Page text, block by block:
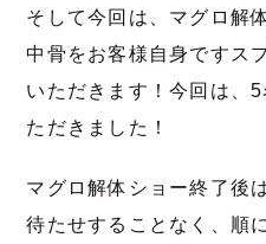
そして今回は、マグロ解
中骨をお客様自身ですス
いただきます！今回は、
ただきました！
マグロ解体ショー終了後
待たせすることなく、順